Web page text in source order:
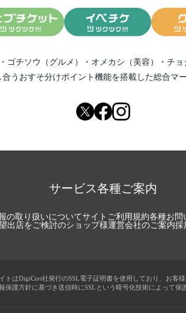
・ ゴチソウ（グルメ） ・ オメカシ（美容） ・ チョ
う おすそ分けポイント機能を搭載した総合マ
サービス各種ご案内
の取り扱いについてサイトご利用規約各種お問
出店をご検討のショップ様運営会社のご案内採
トはDigiCert社発行のSSL電子証明書を使用しており、お客
保護方針に基づき送信時にSSLという暗号化技術によって保